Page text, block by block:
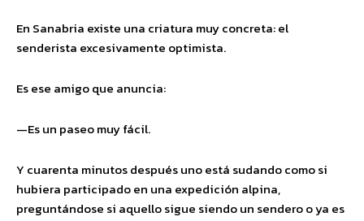
En Sanabria existe una criatura muy concreta: el
senderista excesivamente optimista.
Es ese amigo que anuncia:
—Es un paseo muy fácil.
Y cuarenta minutos después uno está sudando como si
hubiera participado en una expedición alpina,
preguntándose si aquello sigue siendo un sendero o ya es